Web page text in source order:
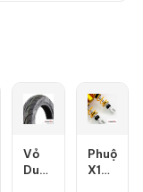
Vỏ
Dunlop
Phuộc
X1R